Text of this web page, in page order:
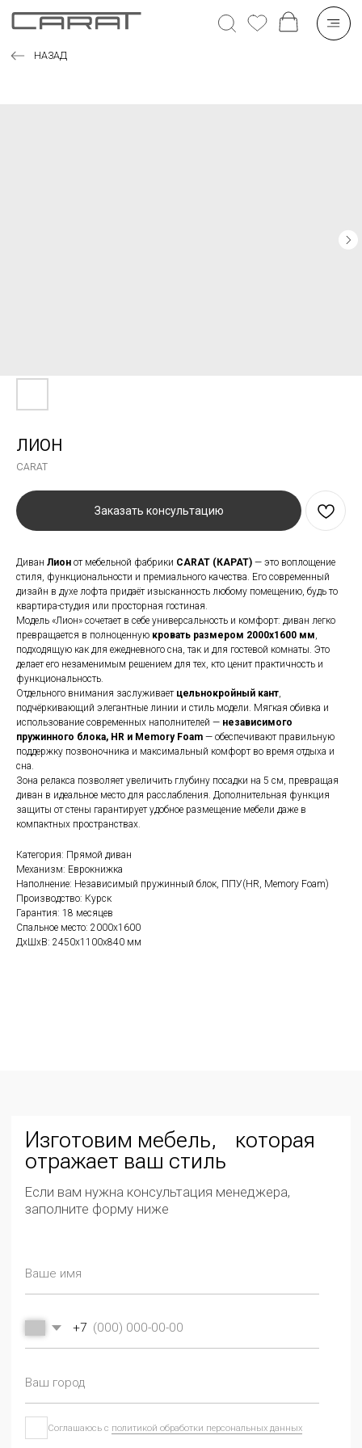
ЛИОН
CARAT
Заказать консультацию
Диван Лион от мебельной фабрики CARAT (КАРАТ) — это воплощение
стиля, функциональности и премиального качества. Его современный
дизайн в духе лофта придаёт изысканность любому помещению, будь то
квартира-студия или просторная гостиная.
Модель «Лион» сочетает в себе универсальность и комфорт: диван легко
превращается в полноценную кровать размером 2000х1600 мм,
подходящую как для ежедневного сна, так и для гостевой комнаты. Это
делает его незаменимым решением для тех, кто ценит практичность и
функциональность.
Отдельного внимания заслуживает цельнокройный кант,
подчёркивающий элегантные линии и стиль модели. Мягкая обивка и
использование современных наполнителей — независимого
пружинного блока, HR и Memory Foam — обеспечивают правильную
поддержку позвоночника и максимальный комфорт во время отдыха и
сна.
Зона релакса позволяет увеличить глубину посадки на 5 см, превращая
диван в идеальное место для расслабления. Дополнительная функция
защиты от стены гарантирует удобное размещение мебели даже в
компактных пространствах.
Категория: Прямой диван
Механизм: Еврокнижка
Наполнение: Независимый пружинный блок, ППУ(HR, Memory Foam)
Производство: Курск
Гарантия: 18 месяцев
Спальное место: 2000х1600
ДxШxВ: 2450x1100x840 мм
Если вам нужна консультация менеджера,
заполните форму ниже
Изготовим мебель, которая
отражает ваш стиль
+7